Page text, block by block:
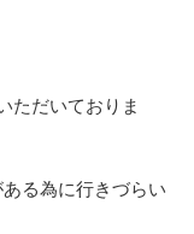
ただいておりま
る為に行きづらい